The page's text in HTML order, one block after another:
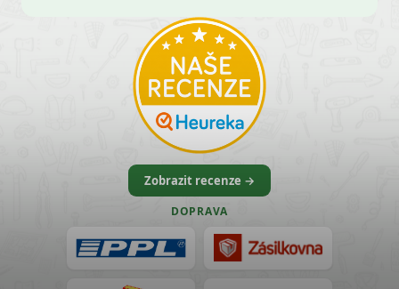
Zobrazit recenze →
DOPRAVA